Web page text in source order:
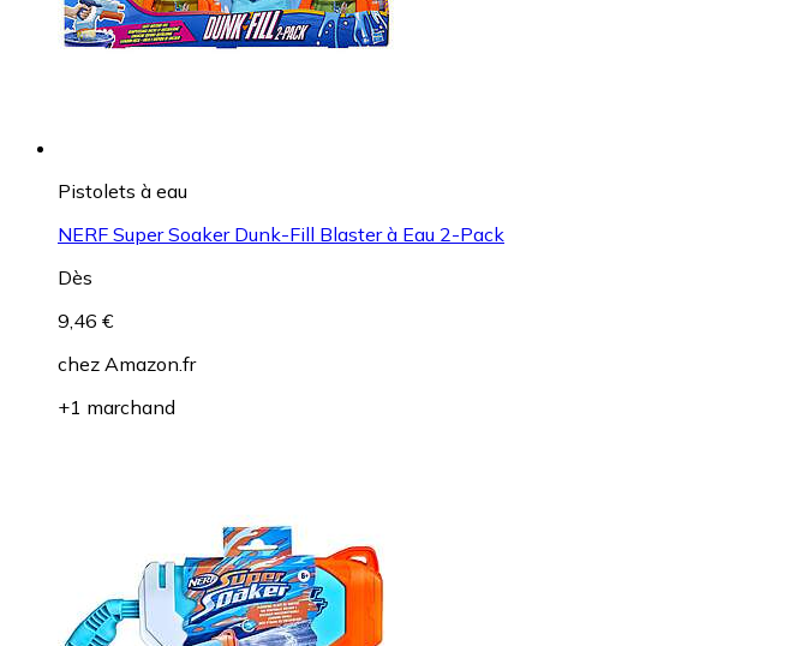
Pistolets à eau
NERF Super Soaker Dunk-Fill Blaster à Eau 2-Pack
Dès
9,46 €
chez Amazon.fr
+1 marchand